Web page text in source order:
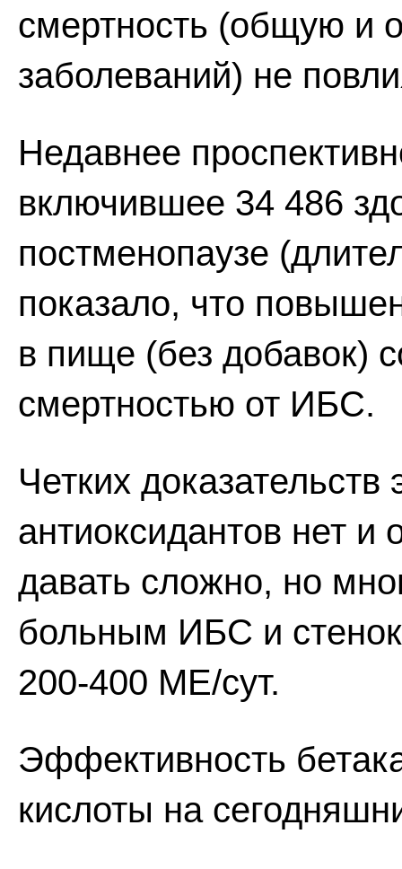
смертность (общую и
заболеваний) не
Недавнее
включившее 34 486
постменопаузе
показало, что
в пище (без добавок)
смертностью от ИБС.
Четких
антиоксидантов нет
давать сложно, но
больным ИБС и
200-400 МЕ/сут.
Эффективность
кислоты на